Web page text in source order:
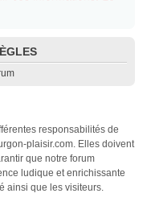
responsabilités de
plaisir.com. Elles doivent
que notre forum
ludique et enrichissante
ainsi que les visiteurs.